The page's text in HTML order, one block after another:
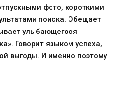
фото, короткими
поиска. Обещает
улыбающегося
Говорит языком успеха,
выгоды. И именно поэтому